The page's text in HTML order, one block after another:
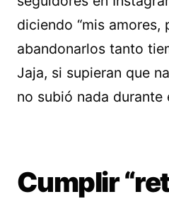
diciendo “mis amores,
abandonarlos tanto
Jaja, si supieran que
no subió nada durante
Cumplir